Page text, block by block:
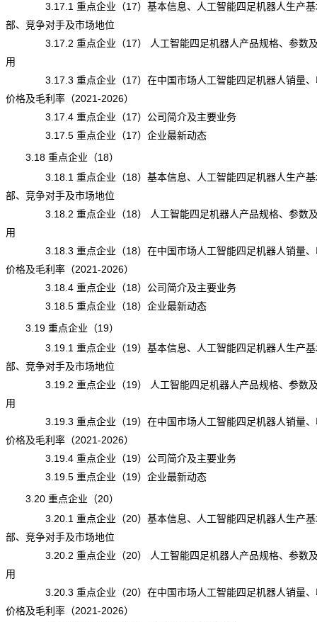
3.17.1 重点企业（17）基本信息、人工智能四足机器人生产基
部、竞争对手及市场地位
3.17.2 重点企业（17） 人工智能四足机器人产品规格、参数及
用
3.17.3 重点企业（17）在中国市场人工智能四足机器人销量、
价格及毛利率（2021-2026）
3.17.4 重点企业（17）公司简介及主要业务
3.17.5 重点企业（17）企业最新动态
3.18 重点企业（18）
3.18.1 重点企业（18）基本信息、人工智能四足机器人生产基
部、竞争对手及市场地位
3.18.2 重点企业（18） 人工智能四足机器人产品规格、参数及
用
3.18.3 重点企业（18）在中国市场人工智能四足机器人销量、
价格及毛利率（2021-2026）
3.18.4 重点企业（18）公司简介及主要业务
3.18.5 重点企业（18）企业最新动态
3.19 重点企业（19）
3.19.1 重点企业（19）基本信息、人工智能四足机器人生产基
部、竞争对手及市场地位
3.19.2 重点企业（19） 人工智能四足机器人产品规格、参数及
用
3.19.3 重点企业（19）在中国市场人工智能四足机器人销量、
价格及毛利率（2021-2026）
3.19.4 重点企业（19）公司简介及主要业务
3.19.5 重点企业（19）企业最新动态
3.20 重点企业（20）
3.20.1 重点企业（20）基本信息、人工智能四足机器人生产基
部、竞争对手及市场地位
3.20.2 重点企业（20） 人工智能四足机器人产品规格、参数及
用
3.20.3 重点企业（20）在中国市场人工智能四足机器人销量、
价格及毛利率（2021-2026）